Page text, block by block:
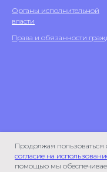
Продолжая пользоваться
согласие на
помощью мы
Органы исполнительной
власти
Права и обязанности